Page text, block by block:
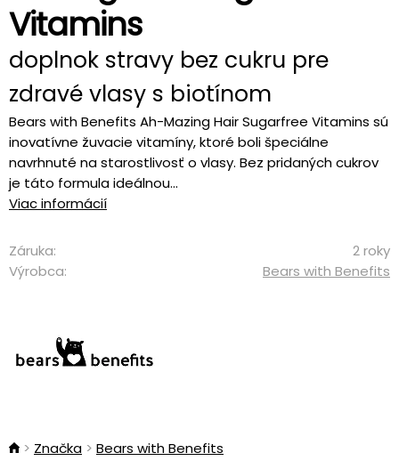
Vitamins
doplnok stravy bez cukru pre
zdravé vlasy s biotínom
Bears with Benefits Ah-Mazing Hair Sugarfree Vitamins sú
inovatívne žuvacie vitamíny, ktoré boli špeciálne
navrhnuté na starostlivosť o vlasy. Bez pridaných cukrov
je táto formula ideálnou...
Viac informácií
Záruka:
2 roky
Výrobca:
Bears with Benefits
Značka Bears with Benefits